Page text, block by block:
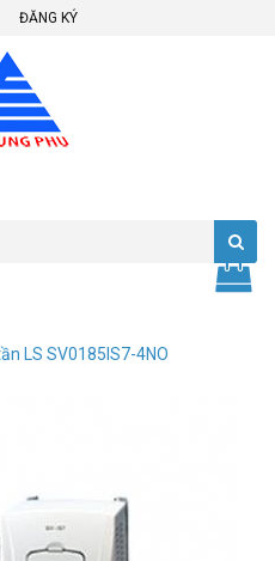
ĐĂNG KÝ
LS SV0185IS7-4NO